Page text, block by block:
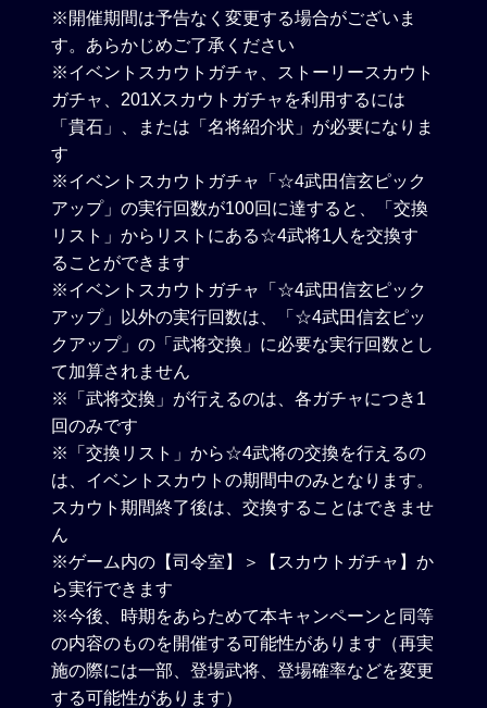
※開催期間は予告なく変更する場合がございま
す。あらかじめご了承ください
※イベントスカウトガチャ、ストーリースカウト
ガチャ、201Xスカウトガチャを利用するには
「貴石」、または「名将紹介状」が必要になりま
す
※イベントスカウトガチャ「☆4武田信玄ピック
アップ」の実行回数が100回に達すると、「交換
リスト」からリストにある☆4武将1人を交換す
ることができます
※イベントスカウトガチャ「☆4武田信玄ピック
アップ」以外の実行回数は、「☆4武田信玄ピッ
クアップ」の「武将交換」に必要な実行回数とし
て加算されません
※「武将交換」が行えるのは、各ガチャにつき1
回のみです
※「交換リスト」から☆4武将の交換を行えるの
は、イベントスカウトの期間中のみとなります。
スカウト期間終了後は、交換することはできませ
ん
※ゲーム内の【司令室】＞【スカウトガチャ】か
ら実行できます
※今後、時期をあらためて本キャンペーンと同等
の内容のものを開催する可能性があります（再実
施の際には一部、登場武将、登場確率などを変更
する可能性があります）